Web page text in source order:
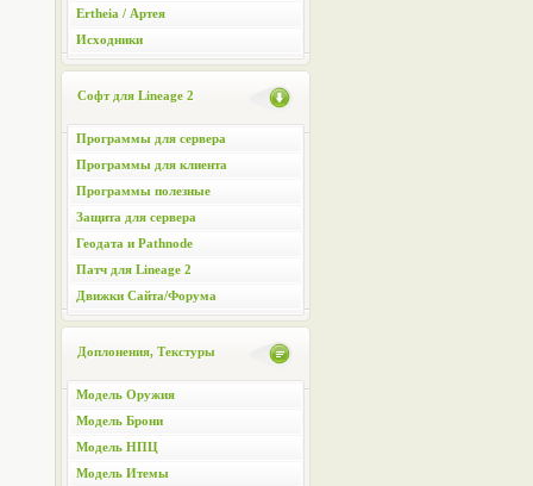
Ertheia / Артея
Исходники
Софт для Lineage 2
Программы для сервера
Программы для клиента
Программы полезные
Защита для сервера
Геодата и Pathnode
Патч для Lineage 2
Движки Сайта/Форума
Доплонения, Текстуры
Модель Оружия
Модель Брони
Модель НПЦ
Модель Итемы